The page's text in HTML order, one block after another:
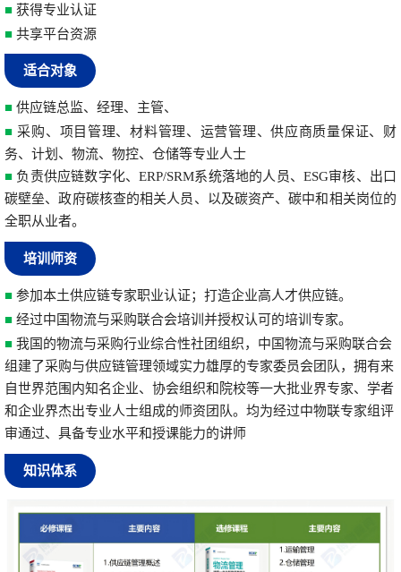
■ 获得专业认证
■ 共享平台资源
适合对象
■ 供应链总监、经理、主管、
■ 采购、项目管理、材料管理、运营管理、供应商质量保证、财
务、计划、物流、物控、仓储等专业人士
■ 负责供应链数字化、ERP/SRM系统落地的人员、ESG审核、出口
碳壁垒、政府碳核查的相关人员、以及碳资产、碳中和相关岗位的
全职从业者。
培训师资
■ 参加本土供应链专家职业认证；打造企业高人才供应链。
■ 经过中国物流与采购联合会培训并授权认可的培训专家。
■ 我国的物流与采购行业综合性社团组织，中国物流与采购联合会
组建了采购与供应链管理领域实力雄厚的专家委员会团队，拥有来
自世界范围内知名企业、协会组织和院校等一大批业界专家、学者
和企业界杰出专业人士组成的师资团队。均为经过中物联专家组评
审通过、具备专业水平和授课能力的讲师
知识体系